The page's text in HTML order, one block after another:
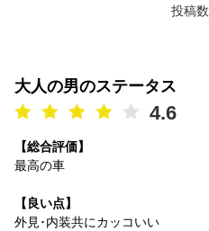
投稿数
大人の男のステータス
4.6
【総合評価】
最高の車
【良い点】
外見･内装共にカッコいい